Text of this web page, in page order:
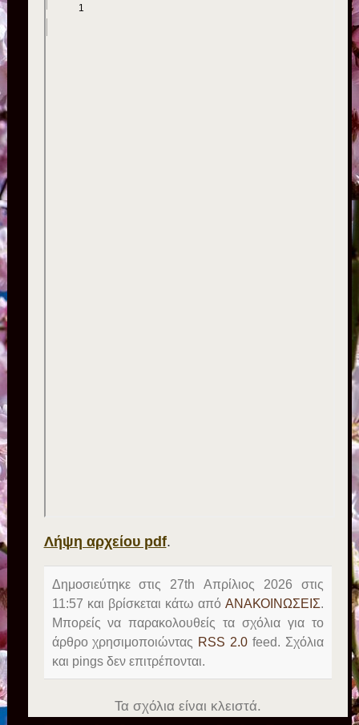
Λήψη αρχείου pdf.
Δημοσιεύτηκε στις 27th Απρίλιος 2026 στις
11:57 και βρίσκεται κάτω από ΑΝΑΚΟΙΝΩΣΕΙΣ.
Μπορείς να παρακολουθείς τα σχόλια για το
άρθρο χρησιμοποιώντας RSS 2.0feed. Σχόλια
και pings δεν επιτρέπονται.
Τα σχόλια είναι κλειστά.